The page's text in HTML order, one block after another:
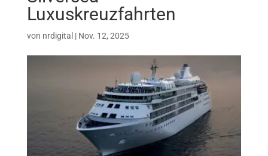
Luxuskreuzfahrten
von nrdigital | Nov. 12, 2025